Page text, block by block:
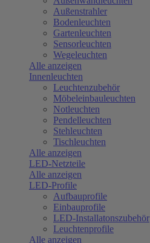
Außenstrahler
Bodenleuchten
Gartenleuchten
Sensorleuchten
Wegeleuchten
Alle anzeigen
Innenleuchten
Leuchtenzubehör
Möbeleinbauleuchten
Notleuchten
Pendelleuchten
Stehleuchten
Tischleuchten
Alle anzeigen
LED-Netzteile
Alle anzeigen
LED-Profile
Aufbauprofile
Einbauprofile
LED-Installatonszubehör
Leuchtenprofile
Alle anzeigen